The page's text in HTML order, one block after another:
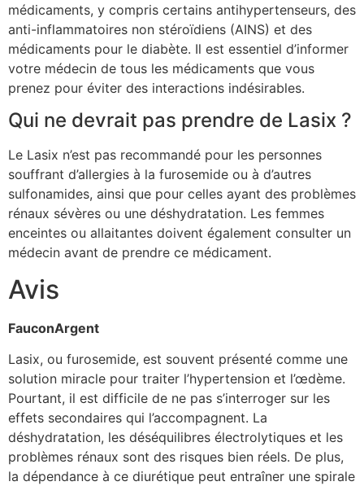
médicaments, y compris certains antihypertenseurs, des
anti-inflammatoires non stéroïdiens (AINS) et des
médicaments pour le diabète. Il est essentiel d’informer
votre médecin de tous les médicaments que vous
prenez pour éviter des interactions indésirables.
Qui ne devrait pas prendre de Lasix ?
Le Lasix n’est pas recommandé pour les personnes
souffrant d’allergies à la furosemide ou à d’autres
sulfonamides, ainsi que pour celles ayant des problèmes
rénaux sévères ou une déshydratation. Les femmes
enceintes ou allaitantes doivent également consulter un
médecin avant de prendre ce médicament.
Avis
FauconArgent
Lasix, ou furosemide, est souvent présenté comme une
solution miracle pour traiter l’hypertension et l’œdème.
Pourtant, il est difficile de ne pas s’interroger sur les
effets secondaires qui l’accompagnent. La
déshydratation, les déséquilibres électrolytiques et les
problèmes rénaux sont des risques bien réels. De plus,
la dépendance à ce diurétique peut entraîner une spirale